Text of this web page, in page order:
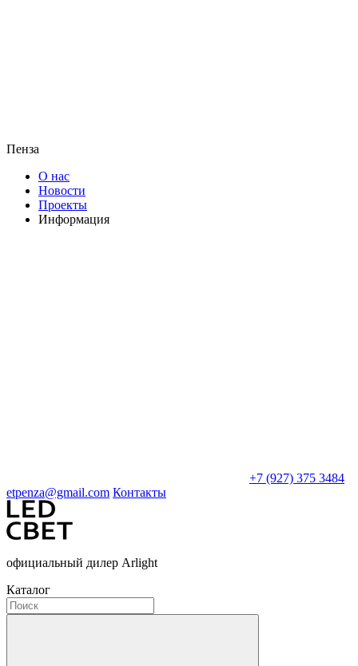
Пенза
О нас
Новости
Проекты
Информация
+7 (927) 375 3484
etpenza@gmail.com Контакты
официальный дилер Arlight
Каталог